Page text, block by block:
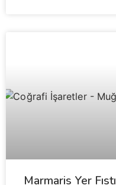
Marmaris Yer